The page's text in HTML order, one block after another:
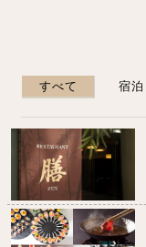
すべて 宿泊